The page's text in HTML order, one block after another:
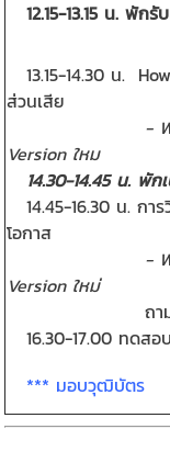
12.15-13.15 น. พักรั
13.15-14.30 น.
ส่วนเสีย
-
Version ใหม
14.30-14.45 น. พัก
14.45-16.30 น. การ
โอกาส
-
Version ใหม่
ถ
16.30-17.00 ทดสอ
*** มอบวุฒิบัตร